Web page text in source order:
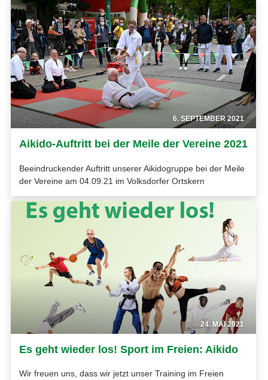
6. SEPTEMBER 2021
Aikido-Auftritt bei der Meile der Vereine 2021
Beeindruckender Auftritt unserer Aikidogruppe bei der Meile
der Vereine am 04.09.21 im Volksdorfer Ortskern
24. MAI 2021
Es geht wieder los! Sport im Freien: Aikido
Wir freuen uns, dass wir jetzt unser Training im Freien